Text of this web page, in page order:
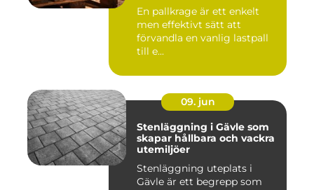
En pallkrage är ett enkelt
men effektivt sätt att
förvandla en vanlig lastpall
till e...
09. jun
Stenläggning i Gävle som
skapar hållbara och vackra
utemiljöer
Stenläggning uteplats i
Gävle är ett begrepp som